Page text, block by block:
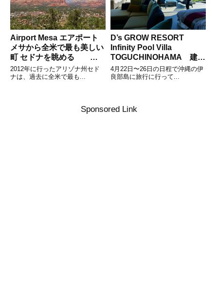
Airport Mesa エアポート
メサから全米で最も美しい
町 セドナを眺める
2012
2012年に行ったアリゾナ州セド
ナは、過去に全米で最も...
D’s GROW RESORT
Infinity Pool Villa
TOGUCHINOHAMA 建築
その1
4月22日〜26日の日程で沖縄の伊
良部島に旅行に行って...
Sponsored Link